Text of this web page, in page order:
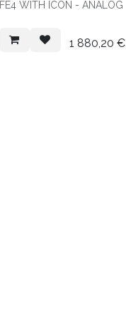
FE4 WITH ICON - ANALOG
1 880,20 €